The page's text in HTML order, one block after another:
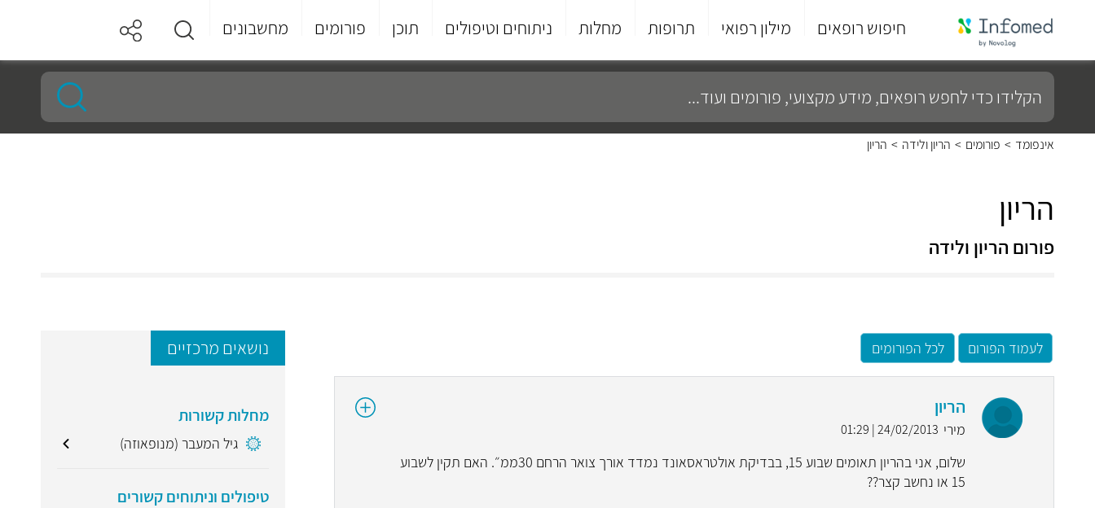
חיפוש רופאים מילון רפואי תרופות מחלות ניתוחים וטיפולים תוכן פורומים מחשבונים
סוף
התפריט
הקלידו
כדי
לחפש
רופאים,
מידע
מקצועי,
אינפומד > פורומים > הריון ולידה > הריון
הריון
פורום הריון ולידה
לעמוד הפורום לכל הפורומים
הריון
מירי 24/02/2013 | 01:29
שלום, אני בהריון תאומים שבוע 15, בבדיקת אולטראסאונד נמדד אורך צואר הרחם 30ממ״. האם תקין לשבוע
15 או נחשב קצר??
נושאים מרכזיים
מחלות קשורות
גיל המעבר (מנופאוזה)
טיפולים וניתוחים קשורים